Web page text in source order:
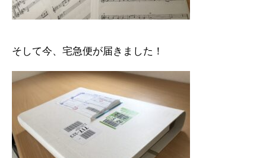
そして今、宅急便が届きました！